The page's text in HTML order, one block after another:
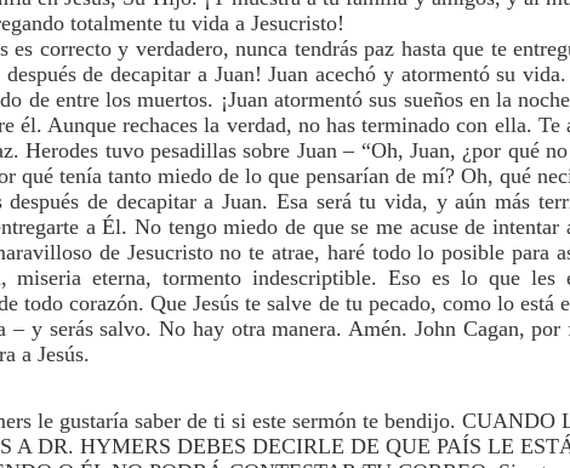
totalmente tu vida a Jesucristo!
es correcto y verdadero, nunca tendrás paz hasta que te
de decapitar a Juan! Juan acechó y atormentó su
de entre los muertos. ¡Juan atormentó sus sueños en la
él. Aunque rechaces la verdad, no has terminado con ella. Te
Herodes tuvo pesadillas sobre Juan – “Oh, Juan, ¿por qué
qué tenía tanto miedo de lo que pensarían de mí? Oh, qué
de decapitar a Juan. Esa será tu vida, y aún más
a Él. No tengo miedo de que se me acuse de intentar
de Jesucristo no te atrae, haré todo lo posible para
miseria eterna, tormento indescriptible. Eso es lo que les
todo corazón. Que Jesús te salve de tu pecado, como lo está
y serás salvo. No hay otra manera. Amén. John Cagan,
a Jesús.
le gustaría saber de ti si este sermón te bendijo. CUANDO
A DR. HYMERS DEBES DECIRLE DE QUE PAÍS LE